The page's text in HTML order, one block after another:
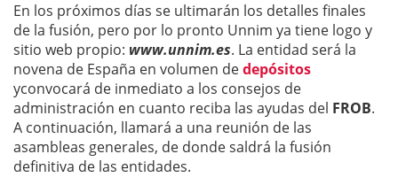
En los próximos días se ultimarán los detalles finales
de la fusión, pero por lo pronto Unnim ya tiene logo y
sitio web propio: www.unnim.es. La entidad será la
novena de España en volumen dedepósitos
yconvocará de inmediato a los consejos de
administración en cuanto reciba las ayudas del FROB.
A continuación, llamará a una reunión de las
asambleas generales, de donde saldrá la fusión
definitiva de las entidades.